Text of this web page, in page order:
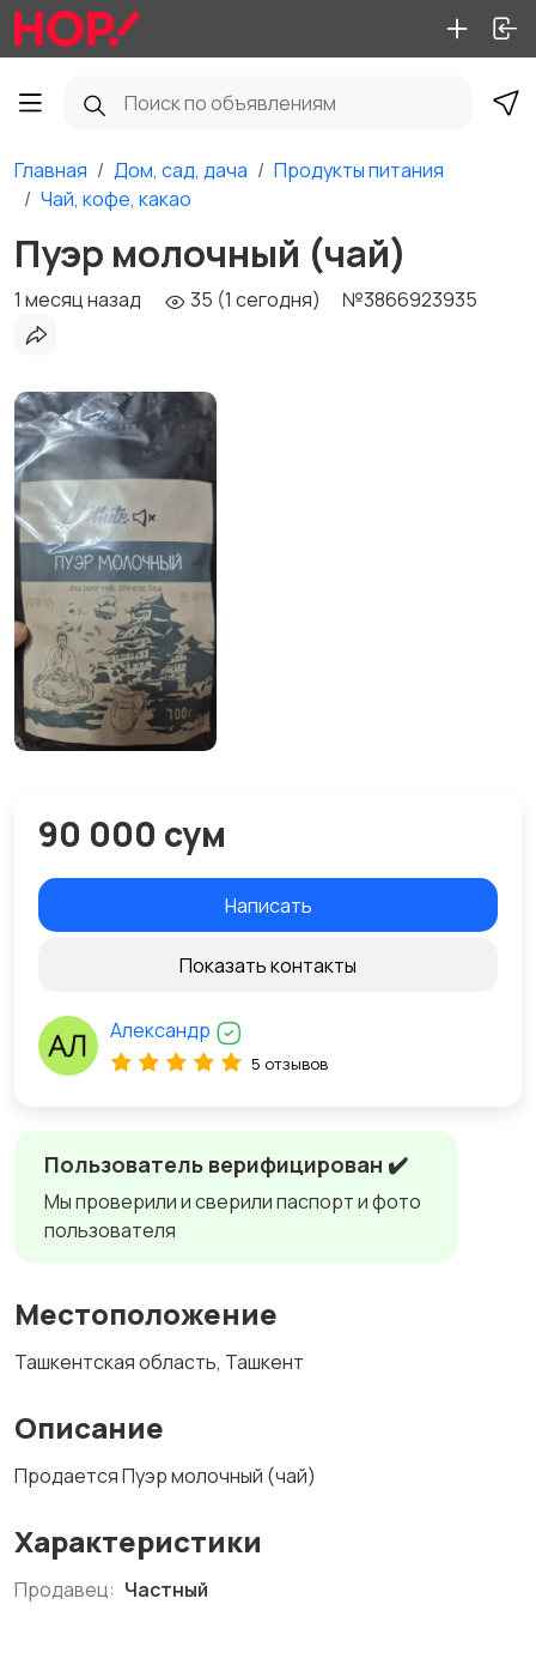
Главная Дом, сад, дача
Продукты питания
Чай, кофе, какао
Пуэр молочный (чай)
1 месяц назад 35 (1 сегодня) №3866923935
Пользователь верифицирован ✔️
Мы проверили и сверили паспорт и фото
пользователя
Местоположение
Ташкентская область, Ташкент
Описание
Продается Пуэр молочный (чай)
Характеристики
Продавец: Частный
90 000 сум
Написать
Показать контакты
Александр
5 отзывов